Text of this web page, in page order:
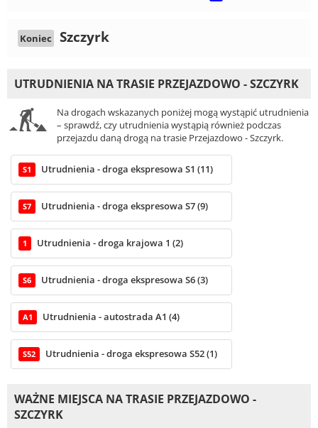
Koniec Szczyrk
UTRUDNIENIA NA TRASIE PRZEJAZDOWO - SZCZYRK
Na drogach wskazanych poniżej mogą wystąpić utrudnienia
– sprawdź, czy utrudnienia wystąpią również podczas
przejazdu daną drogą na trasie Przejazdowo - Szczyrk.
S1 Utrudnienia - droga ekspresowa S1 (11)
S7 Utrudnienia - droga ekspresowa S7 (9)
1 Utrudnienia - droga krajowa 1 (2)
S6 Utrudnienia - droga ekspresowa S6 (3)
A1 Utrudnienia - autostrada A1 (4)
S52 Utrudnienia - droga ekspresowa S52 (1)
WAŻNE MIEJSCA NA TRASIE PRZEJAZDOWO -
SZCZYRK